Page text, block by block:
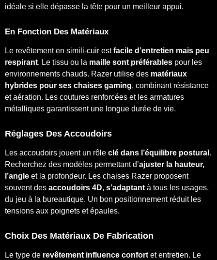
idéale si elle dépasse la tête pour un meilleur appui.
En Fonction Des Matériaux
Le revêtement en simili-cuir estfacile d’entretien mais peu
respirant. Le tissu ou la maille sont préférables pour les
environnements chauds. Razer utilise des matériaux
hybrides pour ses chaises gaming, combinant résistance
et aération. Les coutures renforcées et les armatures
métalliques garantissent une longue durée de vie.
Réglages Des Accoudoirs
Les accoudoirs jouent un rôle clé dans l’équilibre postural .
Recherchez des modèles permettant d’ajuster la hauteur,
l’angle et la profondeur. Les chaises Razer proposent
souvent des accoudoirs 4D, s’adaptant à tous les usages,
du jeu à la bureautique. Un bon positionnement réduit les
tensions aux poignets et épaules.
Choix Des Matériaux De Fabrication
Le type de revêtement influence confort et entretien. Le